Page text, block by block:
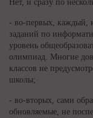
Нет, и сразу по
- во-первых, каждый,
заданий по
уровень
олимпиад. Многие
классов не
школы;
- во-вторых, сами
обновляемые, не